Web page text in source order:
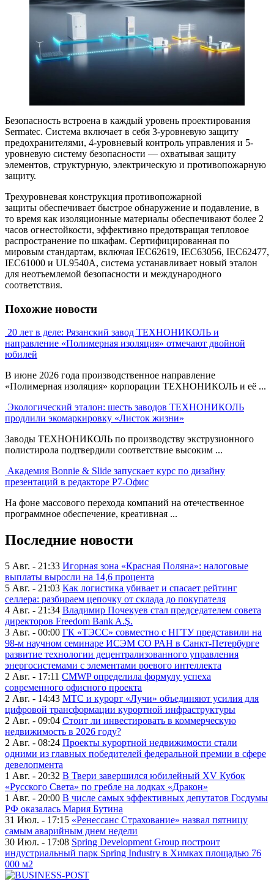
Безопасность встроена в каждый уровень проектирования
Sermatec. Система включает в себя 3-уровневую защиту
предохранителями, 4-уровневый контроль управления и 5-
уровневую систему безопасности — охватывая защиту
элементов, структурную, электрическую и противопожарную
защиту.
Трехуровневая конструкция противопожарной
защиты обеспечивает быстрое обнаружение и подавление, в
то время как изоляционные материалы обеспечивают более 2
часов огнестойкости, эффективно предотвращая тепловое
распространение по шкафам. Сертифицированная по
мировым стандартам, включая IEC62619, IEC63056, IEC62477,
IEC61000 и UL9540A, система устанавливает новый эталон
для неотъемлемой безопасности и международного
соответствия.
Похожие новости
20 лет в деле: Рязанский завод ТЕХНОНИКОЛЬ и
направление «Полимерная изоляция» отмечают двойной
юбилей
В июне 2026 года производственное направление
«Полимерная изоляция» корпорации ТЕХНОНИКОЛЬ и её ...
Экологический эталон: шесть заводов ТЕХНОНИКОЛЬ
продлили экомаркировку «Листок жизни»
Заводы ТЕХНОНИКОЛЬ по производству экструзионного
полистирола подтвердили соответствие высоким ...
Академия Bonnie & Slide запускает курс по дизайну
презентаций в редакторе Р7-Офис
На фоне массового перехода компаний на отечественное
программное обеспечение, креативная ...
Последние новости
5 Авг. - 21:33 Игорная зона «Красная Поляна»: налоговые
выплаты выросли на 14,6 процента
5 Авг. - 21:03 Как логистика убивает и спасает рейтинг
селлера: разбираем цепочку от склада до покупателя
4 Авг. - 21:34 Владимир Почекуев стал председателем совета
директоров Freedom Bank A.Ş.
3 Авг. - 00:00 ГК «ТЭСС» совместно с НГТУ представили на
98-м научном семинаре ИСЭМ СО РАН в Санкт-Петербурге
развитие технологии децентрализованного управления
энергосистемами с элементами роевого интеллекта
2 Авг. - 17:11 CMWP определила формулу успеха
современного офисного проекта
2 Авг. - 14:43 МТС и курорт «Лучи» объединяют усилия для
цифровой трансформации курортной инфраструктуры
2 Авг. - 09:04 Стоит ли инвестировать в коммерческую
недвижимость в 2026 году?
2 Авг. - 08:24 Проекты курортной недвижимости стали
одними из главных победителей федеральной премии в сфере
девелопмента
1 Авг. - 20:32 В Твери завершился юбилейный XV Кубок
«Русского Света» по гребле на лодках «Дракон»
1 Авг. - 20:00 В числе самых эффективных депутатов Госдумы
РФ оказалась Мария Бутина
31 Июл. - 17:15 «Ренессанс Страхование» назвал пятницу
самым аварийным днем недели
30 Июл. - 17:08 Spring Development Group построит
индустриальный парк Spring Industry в Химках площадью 76
000 м2